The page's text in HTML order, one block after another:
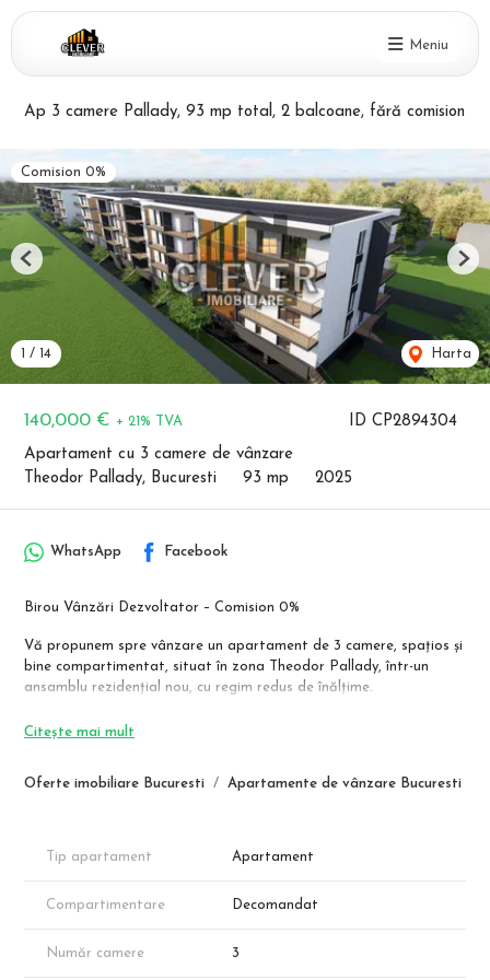
Meniu
Ap 3 camere Pallady, 93 mp total, 2 balcoane, fără comision
ID CP2894304
140,000 € + 21% TVA
Apartament cu 3 camere de vânzare
Theodor Pallady, Bucuresti
93 mp 2025
Comision 0%
1 / 14 Harta
Previous
Oferte imobiliare Bucuresti Apartamente de vânzare Bucuresti
WhatsApp Facebook
Birou Vânzări Dezvoltator – Comision 0%
Vă propunem spre vânzare un apartament de 3 camere, spațios și
bine compartimentat, situat în zona Theodor Pallady, într-un
ansamblu rezidențial nou, cu regim redus de înălțime.
📍 Localizare:
– Metrou Nicolae Teclu la aprox. 1,5 km
– Scara 2 – Etaj 1
– Regim de înălțime: P+3
🏠 Apartament 3 camere – Ap. 12
Compartimentare eficientă, ideală pentru locuire sau investiție:
Citește mai mult
Tip apartament Apartament
Compartimentare Decomandat
Număr camere 3